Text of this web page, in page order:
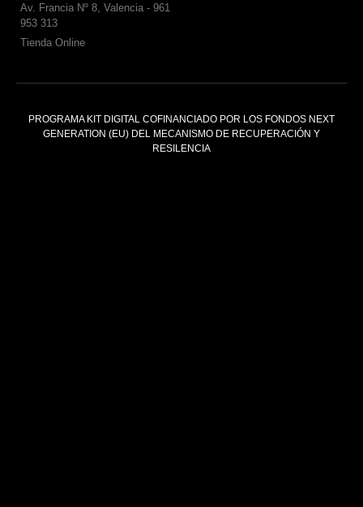
Av. Francia Nº 8, Valencia - 961
953 313
Tienda Online
PROGRAMA KIT DIGITAL COFINANCIADO POR LOS FONDOS NEXT
GENERATION (EU) DEL MECANISMO DE RECUPERACIÓN Y
RESILENCIA